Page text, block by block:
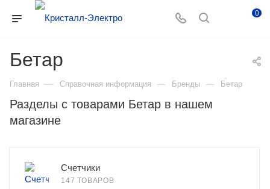
0
Бетар
Главная — Справочная информация — Бренды — Бетар
Разделы с товарами Бетар в нашем
магазине
Счетчики
147 ТОВАРОВ